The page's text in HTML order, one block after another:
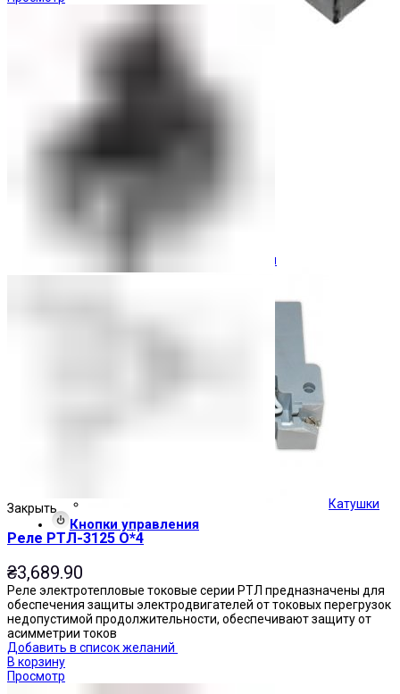
Ограничители перенапряжения
Катушки
Кнопки управления
Закрыть
Реле РТЛ-3125 О*4
₴3,689.90
Реле электротепловые токовые серии РТЛ предназначены для
обеспечения защиты электродвигателей от токовых перегрузок
недопустимой продолжительности, обеспечивают защиту от
асимметрии токов
Добавить в список желаний
В корзину
Просмотр